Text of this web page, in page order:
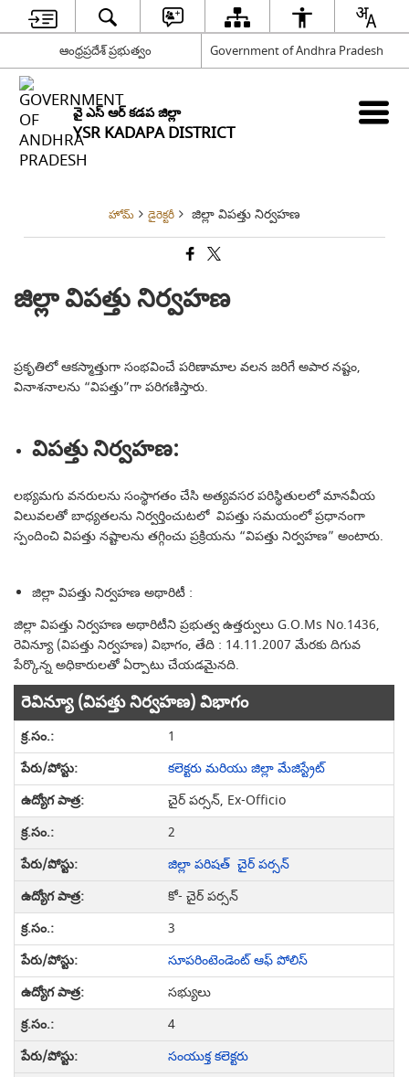
ఆంధ్రప్రదేశ్ ప్రభుత్వం Government of Andhra Pradesh
వై ఎస్ ఆర్ కడప జిల్లా
YSR KADAPA DISTRICT
హోమ్ డైరెక్టరీ జిల్లా విపత్తు నిర్వహణ
జిల్లా విపత్తు నిర్వహణ
ప్రకృతిలో ఆకస్మాత్తుగా సంభవించే పరిణామాల వలన జరిగే అపార నష్టం,
వినాశనాలను “విపత్తు”గా పరిగణిస్తారు.
విపత్తు నిర్వహణ:
లభ్యమగు వనరులను సంస్థాగతం చేసి అత్యవసర పరిస్థితులలో మానవీయ
విలువలతో బాధ్యతలను నిర్వర్తించుటలో విపత్తు సమయంలో ప్రధానంగా
స్పందించి విపత్తు నష్టాలను తగ్గించు ప్రక్రియను “విపత్తు నిర్వహణ” అంటారు.
జిల్లా విపత్తు నిర్వహణ అథారిటీ :
జిల్లా విపత్తు నిర్వహణ అథారిటీని ప్రభుత్వ ఉత్తర్వులు G.O.Ms No.1436,
రెవిన్యూ (విపత్తు నిర్వహణ) విభాగం, తేది : 14.11.2007 మేరకు దిగువ
పేర్కొన్న అధికారులతో ఏర్పాటు చేయడమైనది.
రెవిన్యూ (విపత్తు నిర్వహణ) విభాగం
1
కలెక్టరు మరియు జిల్లా మేజిస్ట్రేట్
చైర్ పర్సన్, Ex-Officio
2
జిల్లా పరిషత్ చైర్ పర్సన్
కో- చైర్ పర్సన్
3
సూపరింటెండెంట్ ఆఫ్ పోలిస్
సభ్యులు
4
సంయుక్త కలెక్టరు